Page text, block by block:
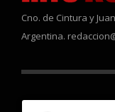
Cno. de Cintura y
Argentina.